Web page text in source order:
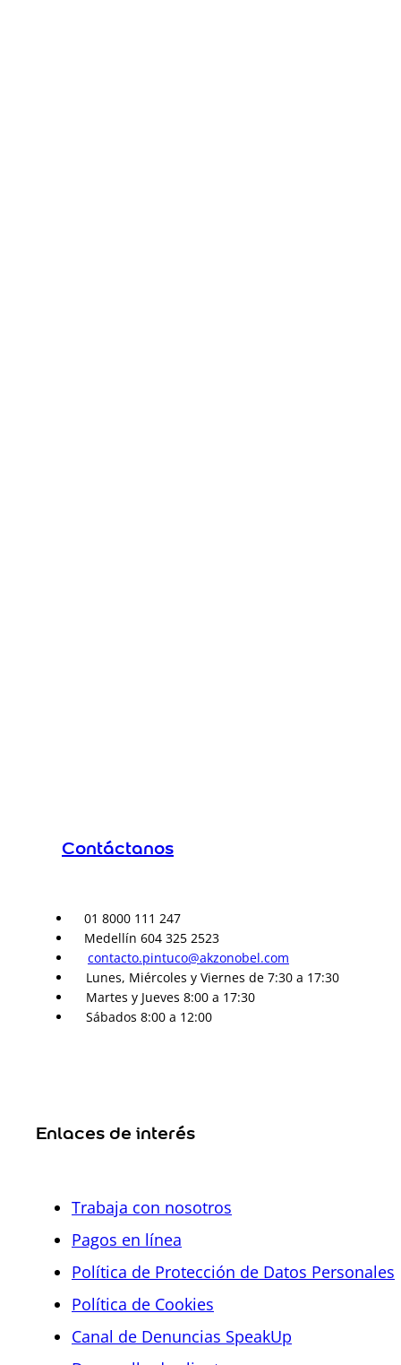
Contáctanos
01 8000 111 247
Medellín 604 325 2523
contacto.pintuco@akzonobel.com
Lunes, Miércoles y Viernes de 7:30 a 17:30
Martes y Jueves 8:00 a 17:30
Sábados 8:00 a 12:00
Enlaces de interés
Trabaja con nosotros
Pagos en línea
Política de Protección de Datos Personales
Política de Cookies
Canal de Denuncias SpeakUp